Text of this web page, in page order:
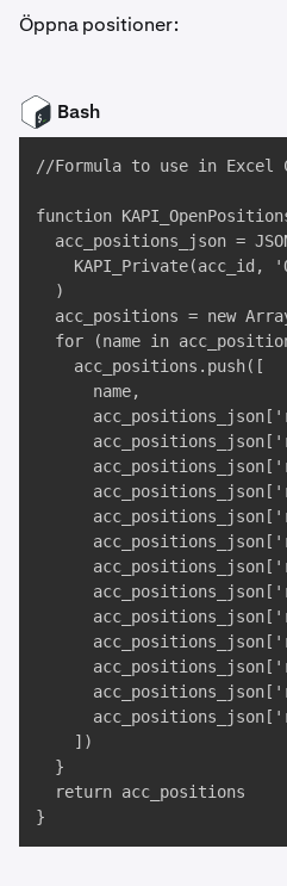
Öppna positioner:
Bash
//Formula to use in Excel
function
acc_positions_json =
KAPI_Private(acc_id,
  )
acc_positions = new
for (name in
    acc_positions.push([
      name,
    ])
  }
  return acc_positions
}